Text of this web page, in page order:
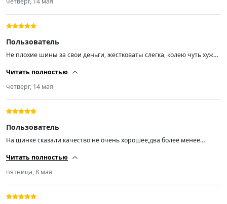
Пользователь
Не плохие шины за свои деньги, жестковаты слегка, колею чуть хуже
не ездил но не большие лужи без аквапланирования
Читать полностью
четверг, 14 мая
Пользователь
На шинке сказали качество не очень хорошее,два более менее
что хорошо,в любом случае лучше наших
Читать полностью
пятница, 8 мая